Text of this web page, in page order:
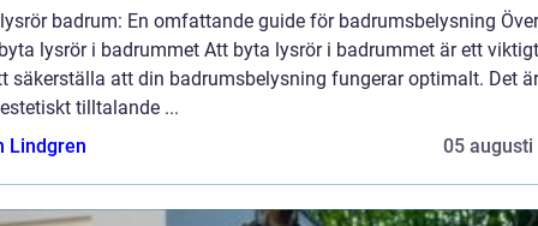
badrum: En omfattande guide för badrumsbelysning
lysrör i badrummet Att byta lysrör i badrummet är ett
säkerställa att din badrumsbelysning fungerar optimalt. Det
tilltalande ...
Lindgren
05 augusti